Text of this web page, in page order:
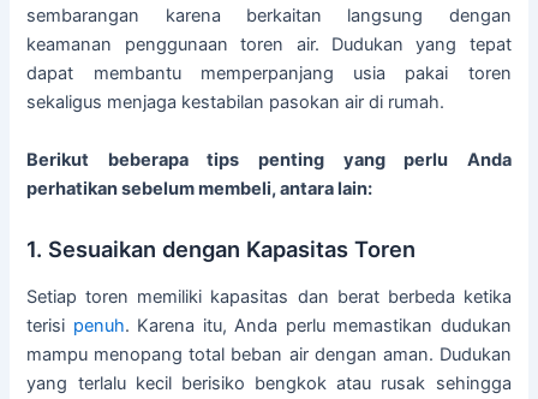
sembarangan karena berkaitan langsung dengan
keamanan penggunaan toren air. Dudukan yang tepat
dapat membantu memperpanjang usia pakai toren
sekaligus menjaga kestabilan pasokan air di rumah.
Berikut beberapa tips penting yang perlu Anda
perhatikan sebelum membeli, antara lain:
1. Sesuaikan dengan Kapasitas Toren
Setiap toren memiliki kapasitas dan berat berbeda ketika
terisi penuh. Karena itu, Anda perlu memastikan dudukan
mampu menopang total beban air dengan aman. Dudukan
yang terlalu kecil berisiko bengkok atau rusak sehingga